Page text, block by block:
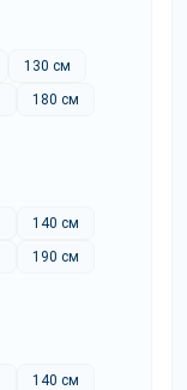
130 см
180 см
140 см
190 см
140 см